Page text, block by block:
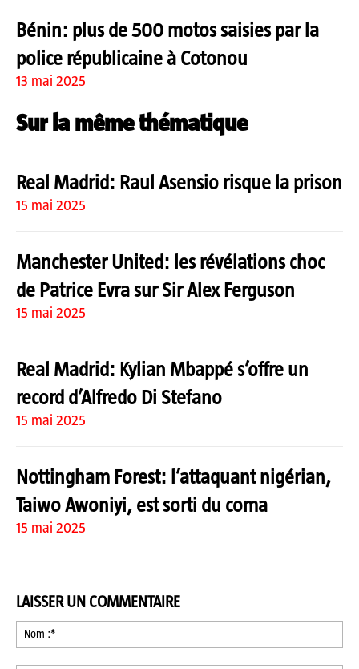
Bénin: plus de 500 motos saisies par la
police républicaine à Cotonou
13 mai 2025
Sur la même thématique
Real Madrid: Raul Asensio risque la prison
15 mai 2025
Manchester United: les révélations choc
de Patrice Evra sur Sir Alex Ferguson
15 mai 2025
Real Madrid: Kylian Mbappé s’offre un
record d’Alfredo Di Stefano
15 mai 2025
Nottingham Forest: l’attaquant nigérian,
Taiwo Awoniyi, est sorti du coma
15 mai 2025
LAISSER UN COMMENTAIRE